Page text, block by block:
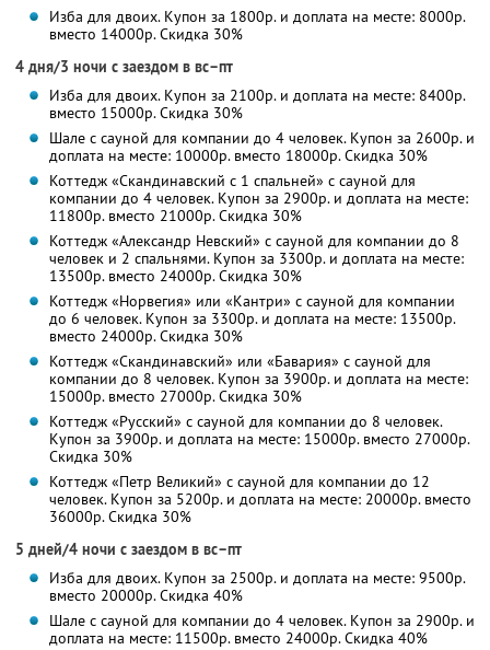
Изба для двоих. Купон за 1800р. и доплата на месте: 8000р.
вместо 14000р. Скидка 30%
4 дня/3 ночи с заездом в вс–пт
Изба для двоих. Купон за 2100р. и доплата на месте: 8400р.
вместо 15000р. Скидка 30%
Шале с сауной для компании до 4 человек. Купон за 2600р. и
доплата на месте: 10000р. вместо 18000р. Скидка 30%
Коттедж «Скандинавский с 1 спальней» с сауной для
компании до 4 человек. Купон за 2900р. и доплата на месте:
11800р. вместо 21000р. Скидка 30%
Коттедж «Александр Невский» с сауной для компании до 8
человек и 2 спальнями. Купон за 3300р. и доплата на месте:
13500р. вместо 24000р. Скидка 30%
Коттедж «Норвегия» или «Кантри» с сауной для компании
до 6 человек. Купон за 3300р. и доплата на месте: 13500р.
вместо 24000р. Скидка 30%
Коттедж «Скандинавский» или «Бавария» с сауной для
компании до 8 человек. Купон за 3900р. и доплата на месте:
15000р. вместо 27000р. Скидка 30%
Коттедж «Русский» с сауной для компании до 8 человек.
Купон за 3900р. и доплата на месте: 15000р. вместо 27000р.
Скидка 30%
Коттедж «Петр Великий» с сауной для компании до 12
человек. Купон за 5200р. и доплата на месте: 20000р. вместо
36000р. Скидка 30%
5 дней/4 ночи с заездом в вс–пт
Изба для двоих. Купон за 2500р. и доплата на месте: 9500р.
вместо 20000р. Скидка 40%
Шале с сауной для компании до 4 человек. Купон за 2900р. и
доплата на месте: 11500р. вместо 24000р. Скидка 40%